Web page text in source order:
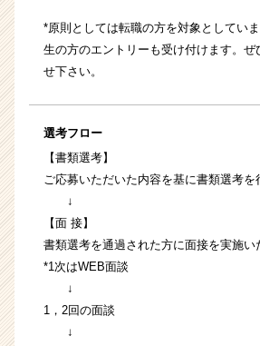
*原則としては転職の方を対象としてい
生の方のエントリーも受け付けます。ぜ
せ下さい。
選考フロー
【書類選考】
ご応募いただいた内容を基に書類選考を
↓
【面 接】
書類選考を通過された方に面接を実施い
*1次はWEB面談
↓
1，2回の面談
↓